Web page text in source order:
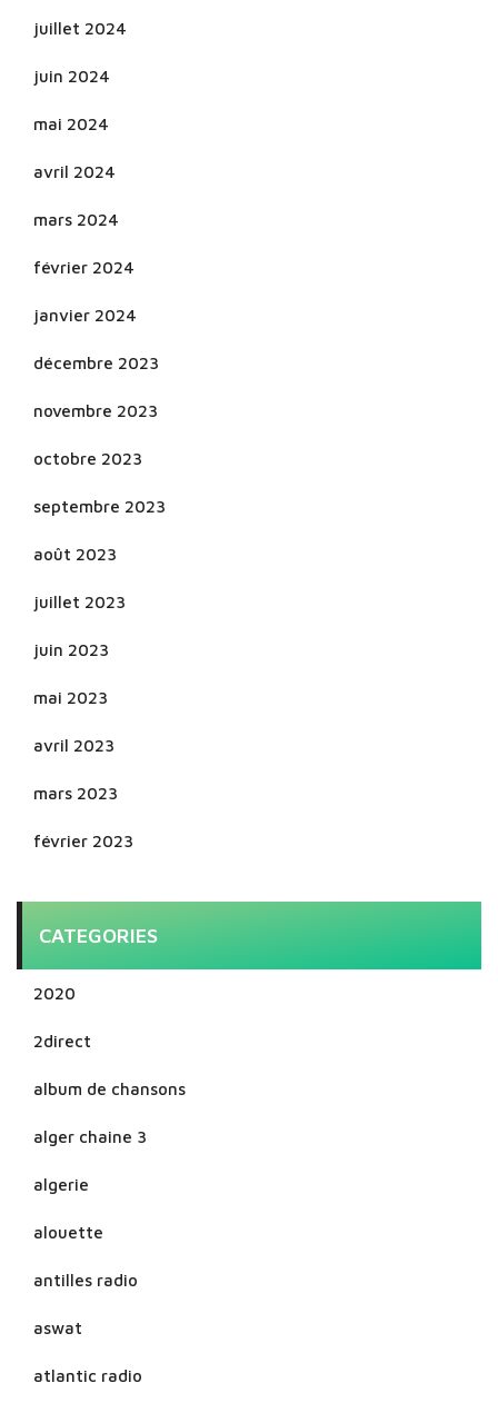
juillet 2024
juin 2024
mai 2024
avril 2024
mars 2024
février 2024
janvier 2024
décembre 2023
novembre 2023
octobre 2023
septembre 2023
août 2023
juillet 2023
juin 2023
mai 2023
avril 2023
mars 2023
février 2023
CATEGORIES
2020
2direct
album de chansons
alger chaine 3
algerie
alouette
antilles radio
aswat
atlantic radio